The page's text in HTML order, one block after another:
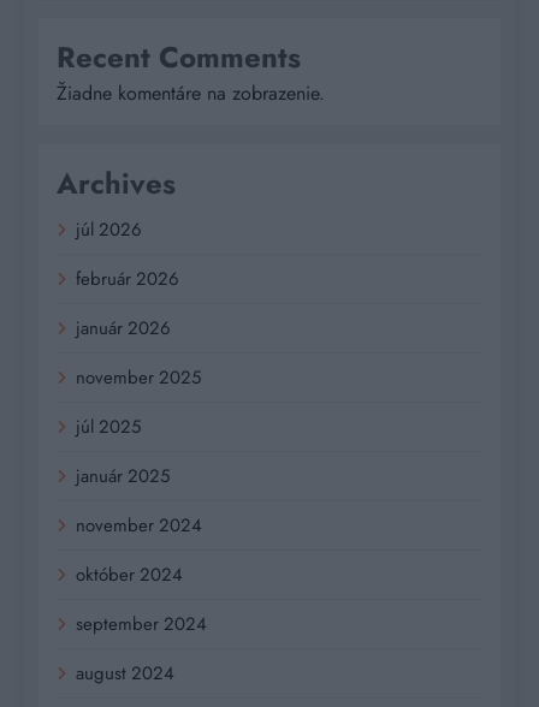
Recent Comments
Žiadne komentáre na zobrazenie.
Archives
júl 2026
február 2026
január 2026
november 2025
júl 2025
január 2025
november 2024
október 2024
september 2024
august 2024